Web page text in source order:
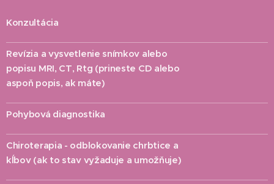
Konzultácia
Revízia a vysvetlenie snímkov alebo
popisu MRI, CT, Rtg (prineste CD alebo
aspoň popis, ak máte)
Pohybová diagnostika
Chiroterapia - odblokovanie chrbtice a
kĺbov (ak to stav vyžaduje a umožňuje)